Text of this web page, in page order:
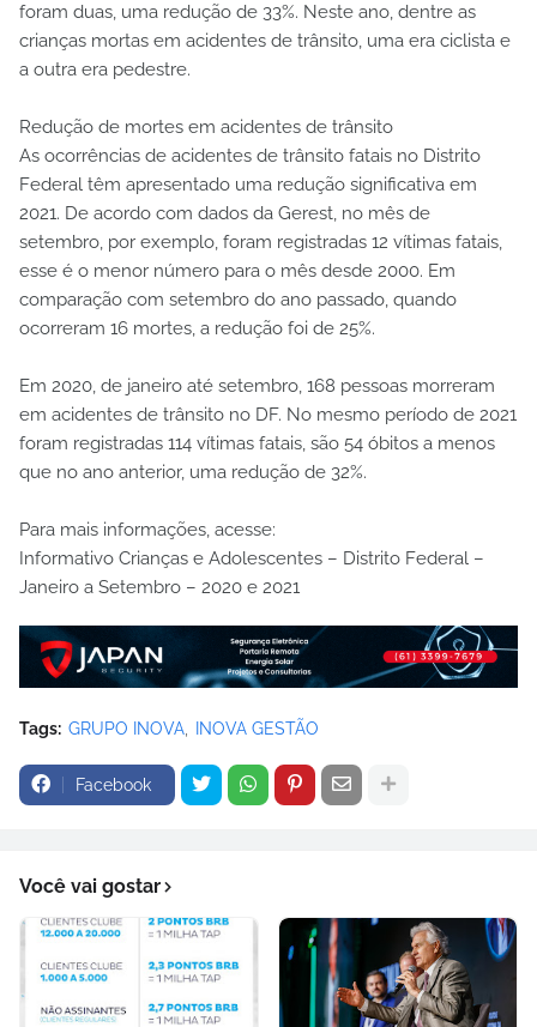
foram duas, uma redução de 33%. Neste ano, dentre as
crianças mortas em acidentes de trânsito, uma era ciclista e
a outra era pedestre.
Redução de mortes em acidentes de trânsito
As ocorrências de acidentes de trânsito fatais no Distrito
Federal têm apresentado uma redução significativa em
2021. De acordo com dados da Gerest, no mês de
setembro, por exemplo, foram registradas 12 vítimas fatais,
esse é o menor número para o mês desde 2000. Em
comparação com setembro do ano passado, quando
ocorreram 16 mortes, a redução foi de 25%.
Em 2020, de janeiro até setembro, 168 pessoas morreram
em acidentes de trânsito no DF. No mesmo período de 2021
foram registradas 114 vítimas fatais, são 54 óbitos a menos
que no ano anterior, uma redução de 32%.
Para mais informações, acesse:
Informativo Crianças e Adolescentes – Distrito Federal –
Janeiro a Setembro – 2020 e 2021
Tags: GRUPO INOVA INOVA GESTÃO
Facebook
Você vai gostar